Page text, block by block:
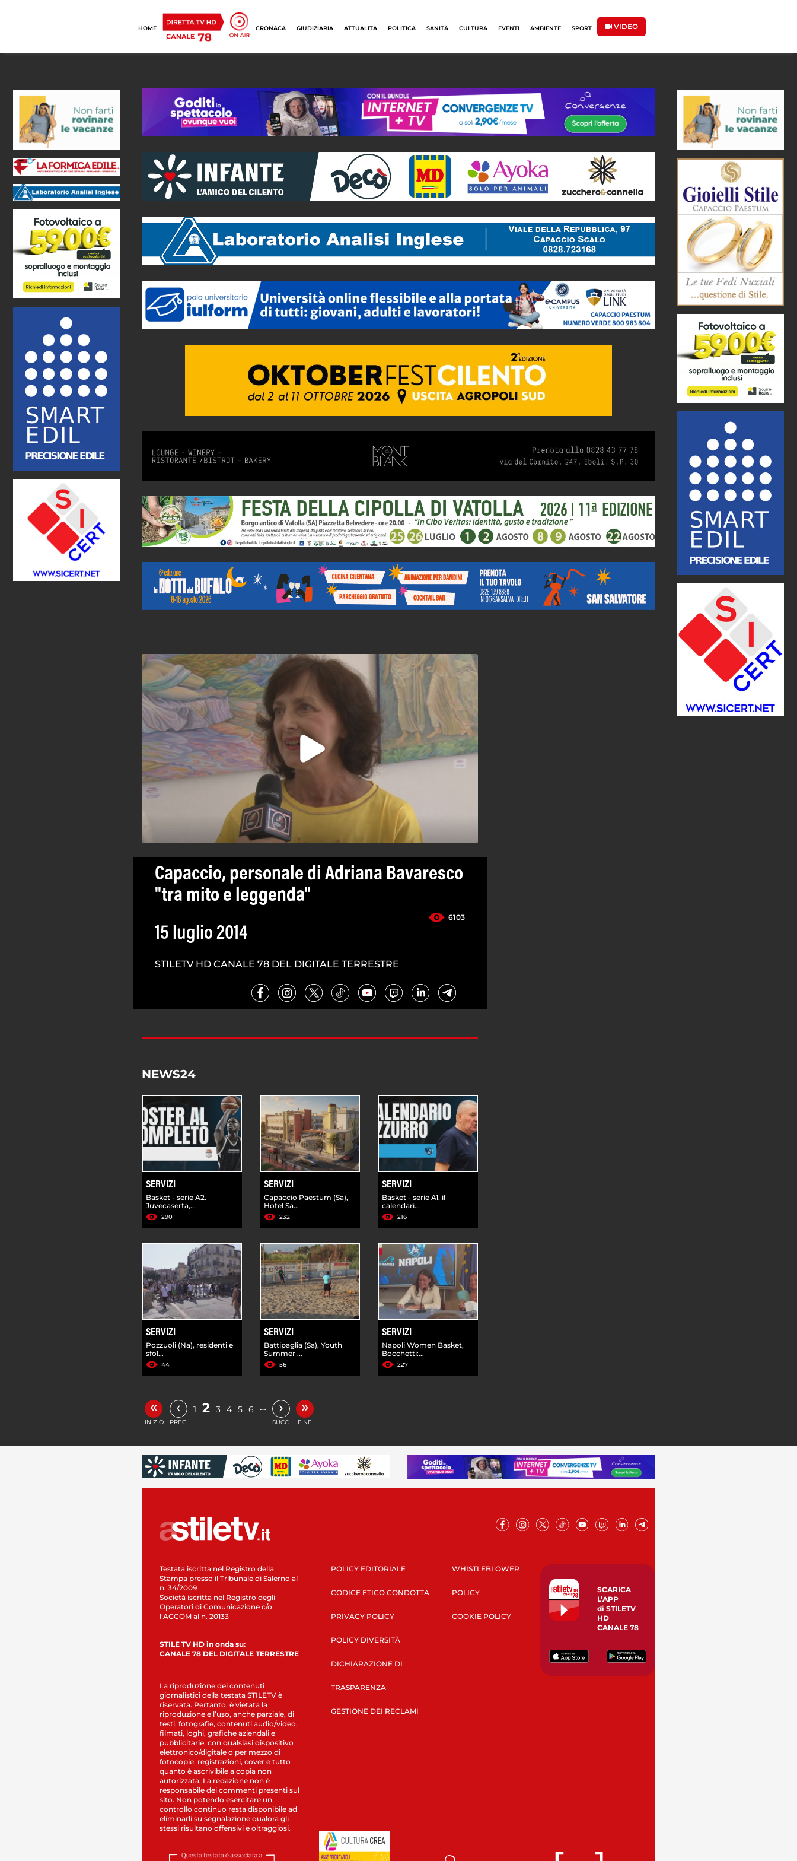
HOME CRONACA GIUDIZIARIA ATTUALITÀ POLITICA SANITÀ CULTURA EVENTI AMBIENTE SPORT VIDEO
Capaccio, personale di Adriana Bavaresco
"tra mito e leggenda"
6103
15 luglio 2014
STILETV HD CANALE 78 DEL DIGITALE TERRESTRE
NEWS24
SERVIZI
Basket - serie A2.
Juvecaserta,...
290
SERVIZI
Capaccio Paestum (Sa),
Hotel Sa...
232
SERVIZI
Basket - serie A1, il
calendari...
216
SERVIZI
Pozzuoli (Na), residenti e
sfol...
44
SERVIZI
Battipaglia (Sa), Youth
Summer ...
56
SERVIZI
Napoli Women Basket,
Bocchetti:...
227
«
INIZIO
‹
PREC.
1 2 3 4 5 6 … ›
SUCC.
»
FINE
Testata iscritta nel Registro della
Stampa presso il Tribunale di Salerno al
n. 34/2009
Società iscritta nel Registro degli
Operatori di Comunicazione c/o
l’AGCOM al n. 20133
STILE TV HD in onda su:
CANALE 78 DEL DIGITALE TERRESTRE
La riproduzione dei contenuti
giornalistici della testata STILETV è
riservata. Pertanto, è vietata la
riproduzione e l’uso, anche parziale, di
testi, fotografie, contenuti audio/video,
filmati, loghi, grafiche aziendali e
pubblicitarie, con qualsiasi dispositivo
elettronico/digitale o per mezzo di
fotocopie, registrazioni, cover e tutto
quanto è ascrivibile a copia non
autorizzata. La redazione non è
responsabile dei commenti presenti sul
sito. Non potendo esercitare un
controllo continuo resta disponibile ad
eliminarli su segnalazione qualora gli
stessi risultano offensivi e oltraggiosi.
POLICY EDITORIALE
CODICE ETICO CONDOTTA
PRIVACY POLICY
POLICY DIVERSITÀ
DICHIARAZIONE DI
TRASPARENZA
GESTIONE DEI RECLAMI
WHISTLEBLOWER
POLICY
COOKIE POLICY
SCARICA
L’APP
di STILETV
HD
CANALE 78